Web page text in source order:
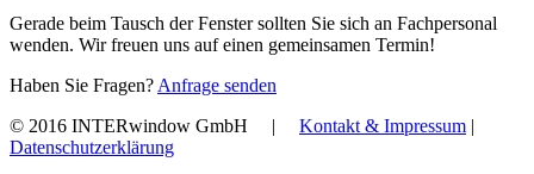
Gerade beim Tausch der Fenster sollten Sie sich an Fachpersonal
wenden. Wir freuen uns auf einen gemeinsamen Termin!
Haben Sie Fragen? Anfrage senden
© 2016 INTERwindow GmbH | Kontakt & Impressum |
Datenschutzerklärung